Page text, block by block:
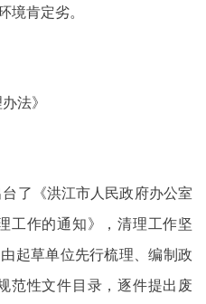
境肯定劣。
法》
台了《洪江市人民政府办公室
工作的通知》，清理工作坚
起草单位先行梳理、编制政
范性文件目录，逐件提出废